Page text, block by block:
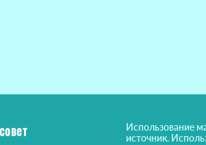
Использование
источник.